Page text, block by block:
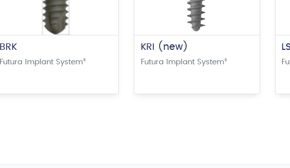
BRK
Futura Implant System®
KRI (new)
Futura Implant System®